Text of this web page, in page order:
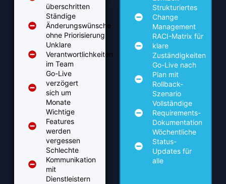
überschritten
Ständige
Änderungswünsche
ohne Priorisierung
Unklare
Verantwortlichkeiten
im Team
Go-Live
verzögert
sich um
Monate
Wichtige
Features
werden
vergessen
Schlechte
Kommunikation
mit
Dienstleistern
Strukturiertes
Change
Management
RACI-Matrix für
klare
Zuständigkeiten
Go-Live nach
Plan mit
Rollback-
Szenario
Vollständige
Requirements-
Dokumentation
Wöchentliche
Status-
Updates für
alle